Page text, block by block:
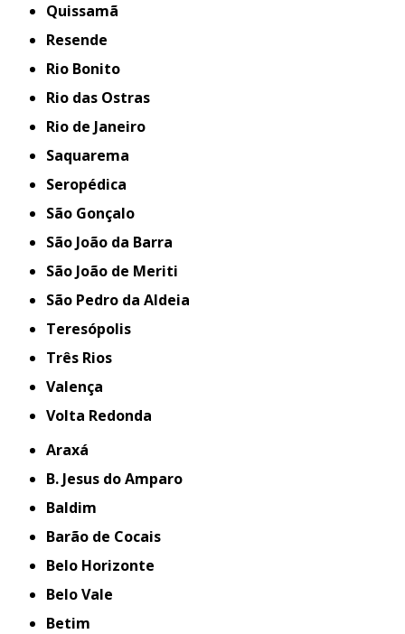
Quissamã
Resende
Rio Bonito
Rio das Ostras
Rio de Janeiro
Saquarema
Seropédica
São Gonçalo
São João da Barra
São João de Meriti
São Pedro da Aldeia
Teresópolis
Três Rios
Valença
Volta Redonda
Araxá
B. Jesus do Amparo
Baldim
Barão de Cocais
Belo Horizonte
Belo Vale
Betim